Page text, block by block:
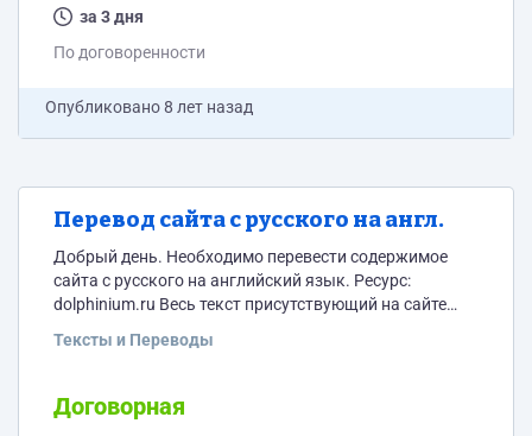
за 3 дня
По договоренности
Опубликовано8 лет назад
Перевод сайта с русского на англ.
Добрый день. Необходимо перевести содержимое
сайта с русского на английский язык. Ресурс:
dolphinium.ru Весь текст присутствующий на сайте
список переведенных фраз и текстов. Перевод
читаемый.
Тексты и Переводы
Договорная